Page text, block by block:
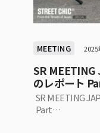
MEETING 2025
SR MEETING
のレポート
SR MEETING
Part…